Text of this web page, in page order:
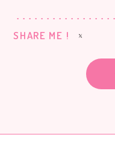
SHARE ME !